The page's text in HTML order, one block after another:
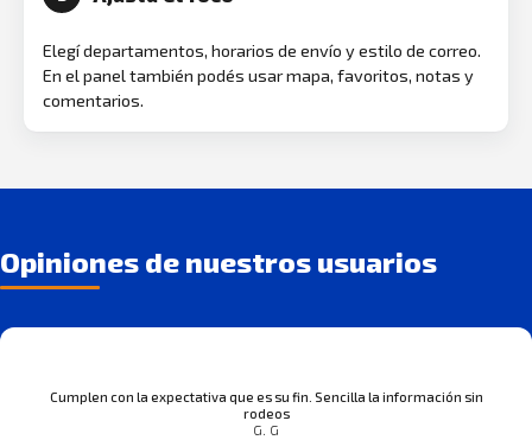
Elegí departamentos, horarios de envío y estilo de correo.
En el panel también podés usar mapa, favoritos, notas y
comentarios.
Opiniones de nuestros usuarios
Cumplen con la expectativa que es su fin. Sencilla la información sin
rodeos
G. G